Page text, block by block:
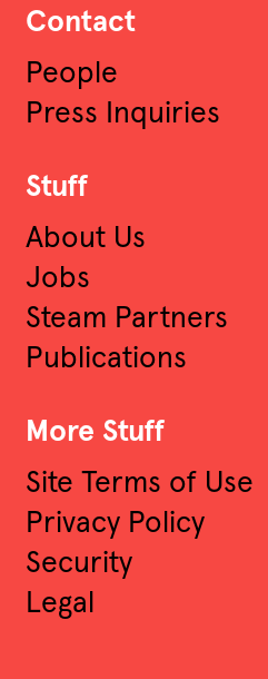
Contact
People
Press Inquiries
Stuff
About Us
Jobs
Steam Partners
Publications
More Stuff
Site Terms of Use
Privacy Policy
Security
Legal